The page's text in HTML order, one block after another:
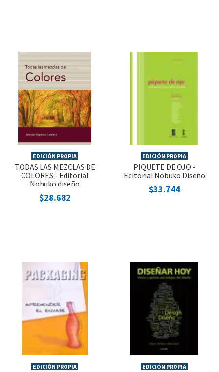
EDICIÓN PROPIA
TODAS LAS MEZCLAS DE
COLORES - Editorial
Nobuko diseño
$28.682
EDICIÓN PROPIA
PIQUETE DE OJO -
Editorial Nobuko Diseño
$33.744
EDICIÓN PROPIA EDICIÓN PROPIA